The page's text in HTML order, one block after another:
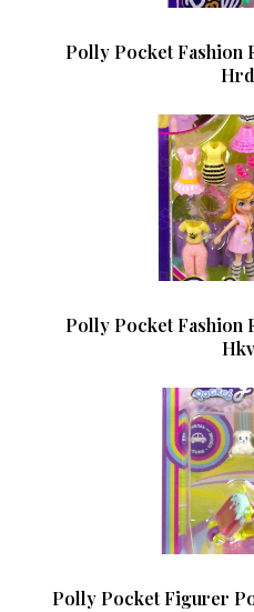
Polly Pocket Fashion
Polly Pocket Fashion
Polly Pocket Figurer